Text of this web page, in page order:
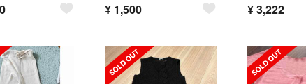
¥ 1,500 ¥3,222